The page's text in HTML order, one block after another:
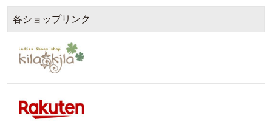
各ショップリンク